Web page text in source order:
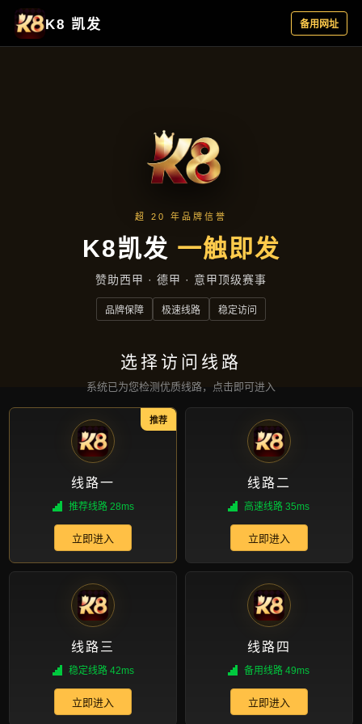
产品汇总
首页 产品汇总